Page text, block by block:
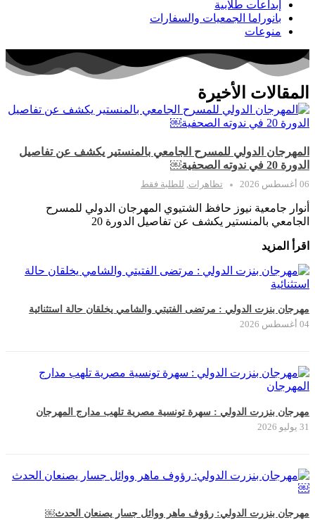
إبداعات طلابية
بانوراما الجمعيات والسفارات
منوعات
المقالات الأخيرة
المهرجان الدولي للمسرح الجامعي بالمنستير يكشف عن تفاصيل
الدورة 20 في ندوته الصحفية￼
06 أغسطس 2026 تظاهرات للطلبة فقط
أنوار جامعية نيوز حافظ الشتيوي المهرجان الدولي للمسرح
الجامعي بالمنستير يكشف عن تفاصيل الدورة 20
اقرأ المزيد
مهرجان بنزت الدولي : مرتضى الفتيتي والشامي يخلقان حالة استثنائية
04 أغسطس 2026
مهرجان بنزرت الدولي : سهرة تونسية مصرية تلهب مدارج المهرجان
31 يوليو 2026
مهرجان بنزرت الدولي: رؤوف ماهر ووائل جسار يصنعان الحدث￼